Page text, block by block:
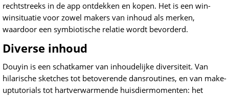
rechtstreeks in de app ontdekken en kopen. Het is een win-
winsituatie voor zowel makers van inhoud als merken,
waardoor een symbiotische relatie wordt bevorderd.
Diverse inhoud
Douyin is een schatkamer van inhoudelijke diversiteit. Van
hilarische sketches tot betoverende dansroutines, en van make-
uptutorials tot hartverwarmende huisdiermomenten: het